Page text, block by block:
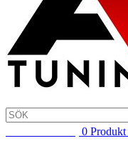
0 Produkt